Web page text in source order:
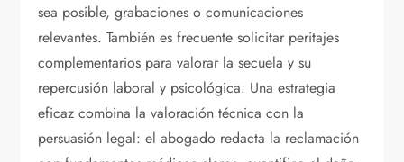
sea posible, grabaciones o comunicaciones
relevantes. También es frecuente solicitar peritajes
complementarios para valorar la secuela y su
repercusión laboral y psicológica. Una estrategia
eficaz combina la valoración técnica con la
persuasión legal: el abogado redacta la reclamación